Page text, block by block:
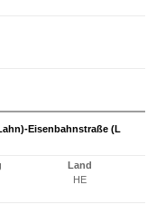
Eisenbahnstraße (L
Land
HE